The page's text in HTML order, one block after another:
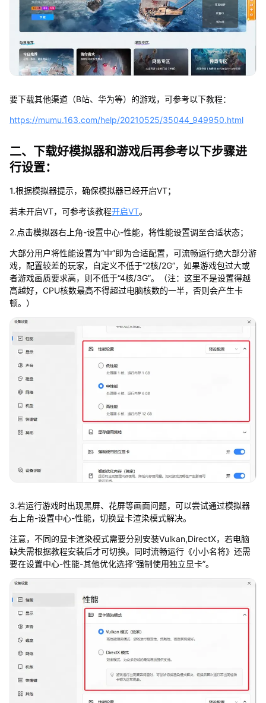
要下载其他渠道（B站、华为等）的游戏，可参考以下教程：
https://mumu.163.com/help/20210525/35044_949950.html
二、下载好模拟器和游戏后再参考以下步骤进
行设置：
1.根据模拟器提示，确保模拟器已经开启VT；
若未开启VT，可参考该教程开启VT。
2.点击模拟器右上角-设置中心-性能，将性能设置调至合适状态；
大部分用户将性能设置为“中”即为合适配置，可流畅运行绝大部分游
戏，配置较差的玩家，自定义不低于“2核/2G”，如果游戏包过大或
者游戏画质要求高，则不低于“4核/3G”。（注：这里不是设置得越
高越好，CPU核数最高不得超过电脑核数的一半，否则会产生卡
顿。）
3.若运行游戏时出现黑屏、花屏等画面问题，可以尝试通过模拟器
右上角-设置中心-性能，切换显卡渲染模式解决。
注意，不同的显卡渲染模式需要分别安装Vulkan,DirectX，若电脑
缺失需根据教程安装后才可切换。同时流畅运行《小小名将》还需
要在设置中心-性能-其他优化选择“强制使用独立显卡”。